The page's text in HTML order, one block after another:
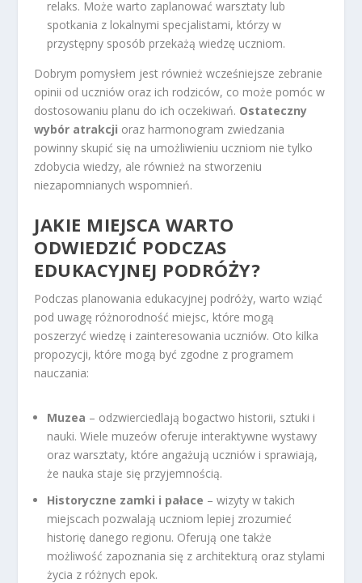
relaks. Może warto zaplanować warsztaty lub
spotkania z lokalnymi specjalistami, którzy w
przystępny sposób przekażą wiedzę uczniom.
Dobrym pomysłem jest również wcześniejsze zebranie
opinii od uczniów oraz ich rodziców, co może pomóc w
dostosowaniu planu do ich oczekiwań. Ostateczny
wybór atrakcji oraz harmonogram zwiedzania
powinny skupić się na umożliwieniu uczniom nie tylko
zdobycia wiedzy, ale również na stworzeniu
niezapomnianych wspomnień.
JAKIE MIEJSCA WARTO
ODWIEDZIĆ PODCZAS
EDUKACYJNEJ PODRÓŻY?
Podczas planowania edukacyjnej podróży, warto wziąć
pod uwagę różnorodność miejsc, które mogą
poszerzyć wiedzę i zainteresowania uczniów. Oto kilka
propozycji, które mogą być zgodne z programem
nauczania:
Muzea – odzwierciedlają bogactwo historii, sztuki i
nauki. Wiele muzeów oferuje interaktywne wystawy
oraz warsztaty, które angażują uczniów i sprawiają,
że nauka staje się przyjemnością.
Historyczne zamki i pałace – wizyty w takich
miejscach pozwalają uczniom lepiej zrozumieć
historię danego regionu. Oferują one także
możliwość zapoznania się z architekturą oraz stylami
życia z różnych epok.